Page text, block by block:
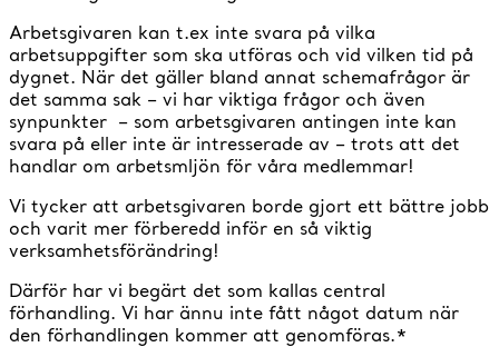
Arbetsgivaren kan t.ex inte svara på vilka
arbetsuppgifter som ska utföras och vid vilken tid på
dygnet. När det gäller bland annat schemafrågor är
det samma sak – vi har viktiga frågor och även
synpunkter – som arbetsgivaren antingen inte kan
svara på eller inte är intresserade av – trots att det
handlar om arbetsmljön för våra medlemmar!
Vi tycker att arbetsgivaren borde gjort ett bättre jobb
och varit mer förberedd inför en så viktig
verksamhetsförändring!
Därför har vi begärt det som kallas central
förhandling. Vi har ännu inte fått något datum när
den förhandlingen kommer att genomföras.*